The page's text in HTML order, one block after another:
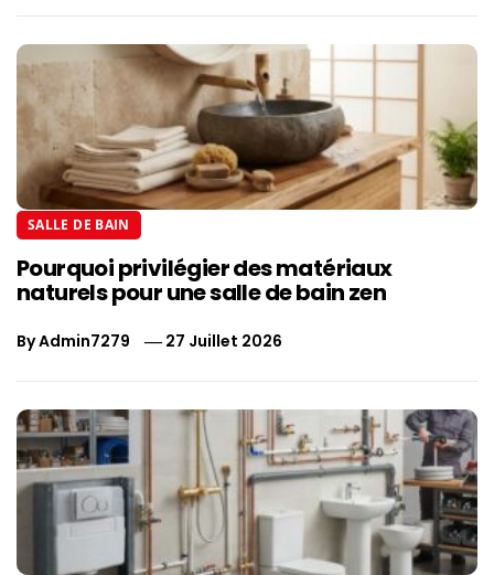
SALLE DE BAIN
Pourquoi privilégier des matériaux
naturels pour une salle de bain zen
ByAdmin7279 27 Juillet 2026